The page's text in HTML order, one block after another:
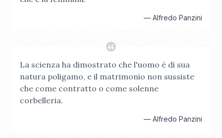
— Alfredo Panzini
La scienza ha dimostrato che l'uomo è di sua
natura poligamo, e il matrimonio non sussiste
che come contratto o come solenne
corbelleria.
— Alfredo Panzini